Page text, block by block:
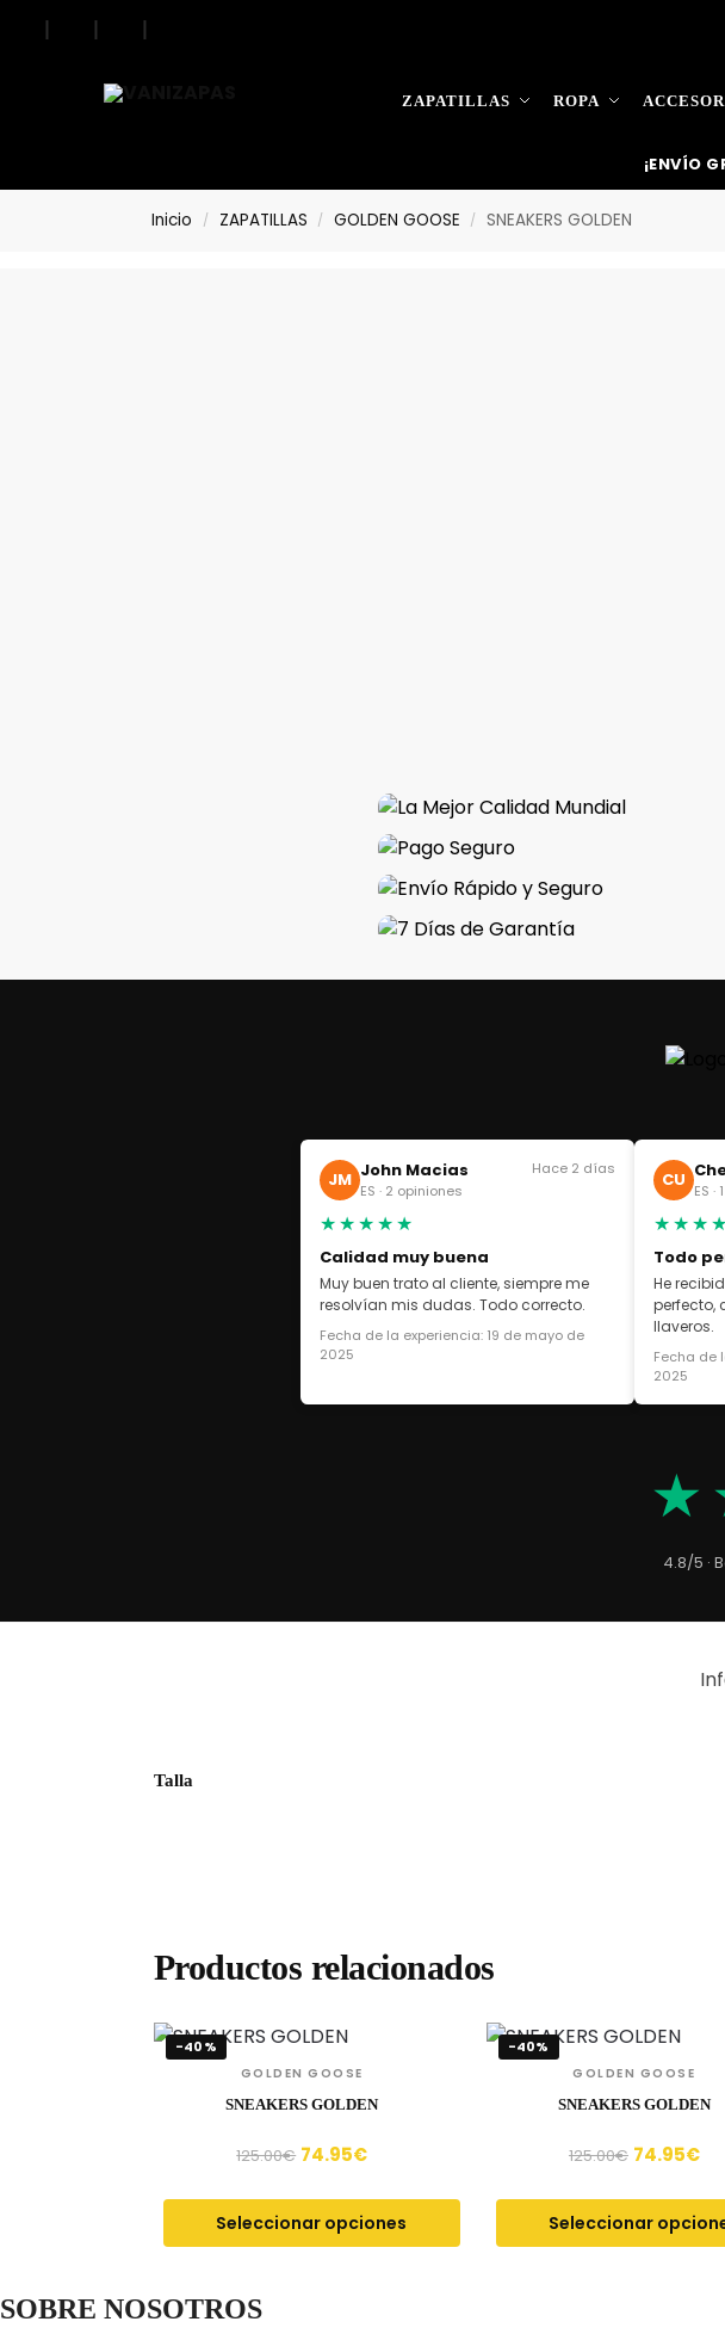
| | |
ZAPATILLAS ROPA
Search
¡ENVÍO
Inicio / ZAPATILLAS / GOLDEN GOOSE / SNEAKERS GOLDEN
JM John Macias
ES · 2 opiniones
Hace 2 días
★★★★★
Calidad muy buena
Muy buen trato al cliente, siempre me
resolvían mis dudas. Todo correcto.
Fecha de la experiencia: 19 de mayo de
2025
CU ES
Todo
He
perfecto,
llaveros.
Fecha de
2025
4.8/5 ·
Talla
Productos relacionados
-40%
GOLDEN GOOSE
SNEAKERS GOLDEN
125.00€ 74.95€
Seleccionar opciones
-40%
GOLDEN GOOSE
SNEAKERS GOLDEN
125.00€ 74.95€
Seleccionar
SOBRE NOSOTROS